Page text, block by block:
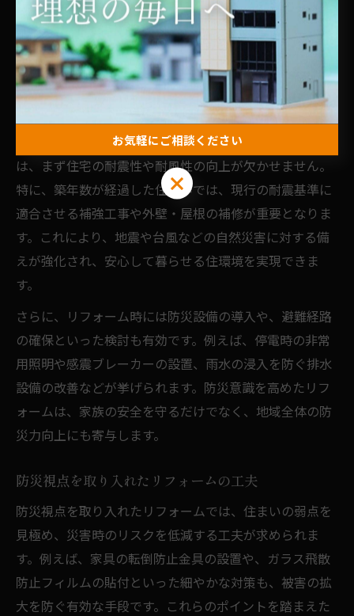
防災の視点から考える住まい再生
のヒント
リフォームで実現する防災力強化のポイント
リフォームを通じて住まいの防災力を強化するために
は、まず住宅の耐震性や耐風性の向上が欠かせません。
特に、築年数が経過した住まいでは、現行の耐震基準に
適合させる補強工事や外壁・屋根の補修が重要となりま
す。これにより、地震や台風などの自然災害に対する備
えが強化され、安心して暮らせる住環境を実現できま
す。
さらに、リフォーム時には防災設備の導入や、避難経路
の確保といった検討も有効です。例えば、停電時の非常
用照明や感震ブレーカーの設置、雨水の浸入を防ぐ排水
設備の改善などが挙げられます。防災意識を高めたリフ
ォームは、家族の安全を守るだけでなく、地域全体の防
災力向上にも寄与します。
防災視点を取り入れたリフォームの工夫
防災視点を取り入れたリフォームでは、住まいの弱点を
見極め、災害時のリスクを低減する工夫が求められま
す。例えば、家具の転倒防止金具の設置や、ガラス飛散
防止フィルムの貼付といった細やかな対策も、被害の拡
大を防ぐ有効な手段です。これらのポイントを踏まえた
お気軽にご相談ください
お気軽にご相談ください